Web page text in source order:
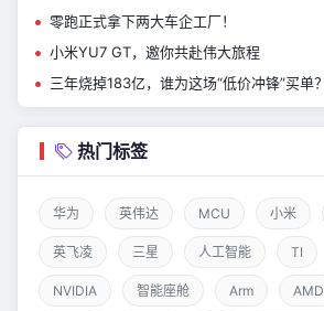
零跑正式拿下两大车企工厂！
小米YU7 GT，邀你共赴伟大旅程
三年烧掉183亿，谁为这场“低价冲锋”买单？
热门标签
华为 英伟达 MCU 小米
英飞凌 三星 人工智能 TI
NVIDIA 智能座舱 Arm AMD